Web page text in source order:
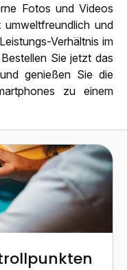
Fotos und Videos
und
Verhältnis im
Sie jetzt das
genießen Sie die
zu einem